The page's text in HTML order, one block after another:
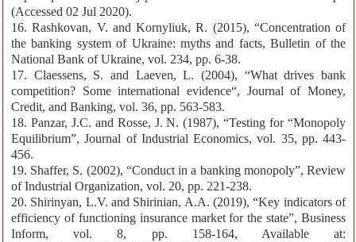
(Accessed 02 Jul 2020).
16. Rashkovan, V. and Kornyliuk, R. (2015), “Concentration of
the banking system of Ukraine: myths and facts, Bulletin of the
National Bank of Ukraine, vol. 234, pp. 6-38.
17. Claessens, S. and Laeven, L. (2004), “What drives bank
competition? Some international evidence“, Journal of Money,
Credit, and Banking, vol. 36, pp. 563-583.
18. Panzar, J.C. and Rosse, J. N. (1987), “Testing for “Monopoly
Equilibrium”, Journal of Industrial Economics, vol. 35, pp. 443-
456.
19. Shaffer, S. (2002), “Conduct in a banking monopoly”, Review
of Industrial Organization, vol. 20, pp. 221-238.
20. Shirinyan, L.V. and Shirinian, A.A. (2019), “Key indicators of
efficiency of functioning insurance market for the state”, Business
Inform, vol. 8, pp. 158-164, Available at: